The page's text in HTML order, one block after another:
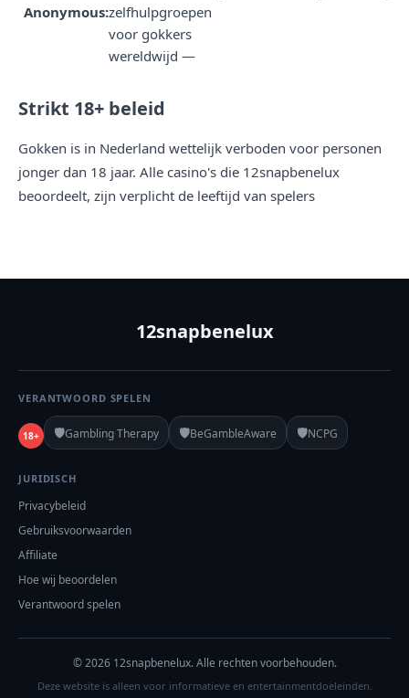
Anonymous:zelfhulpgroepen
voor gokkers
wereldwijd —
Strikt 18+ beleid
Gokken is in Nederland wettelijk verboden voor personen
jonger dan 18 jaar. Alle casino's die 12snapbenelux
beoordeelt, zijn verplicht de leeftijd van spelers
12snapbenelux
VERANTWOORD SPELEN
18+ 🛡️Gambling Therapy 🛡️BeGambleAware 🛡️NCPG
JURIDISCH
Privacybeleid
Gebruiksvoorwaarden
Affiliate
Hoe wij beoordelen
Verantwoord spelen
© 2026 12snapbenelux. Alle rechten voorbehouden.
Deze website is alleen voor informatieve en entertainmentdoeleinden.